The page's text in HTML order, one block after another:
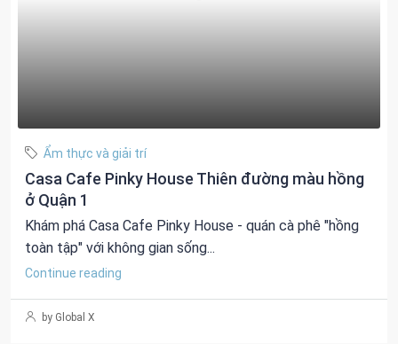
Ẩm thực và giải trí
Casa Cafe Pinky House Thiên đường màu hồng
ở Quận 1
Khám phá Casa Cafe Pinky House - quán cà phê "hồng
toàn tập" với không gian sống...
Continue reading
by Global X